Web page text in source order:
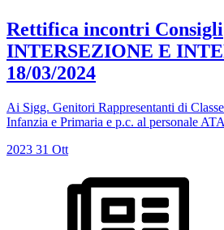
Rettifica incontri Consigli
INTERSEZIONE E
18/03/2024
Ai Sigg. Genitori Rappresentanti di
Infanzia e Primaria e p.c. al personale ATA
2023 31 Ott